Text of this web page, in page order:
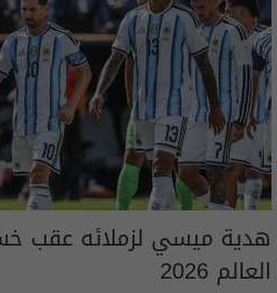
هدية ميسي لزملائه عقب
العالم 2026